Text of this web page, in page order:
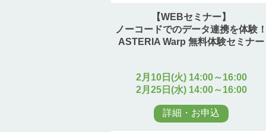
【WEBセミナー】
ノーコードでのデータ連携を体験
ASTERIA Warp 無料体験セミナー
2月10日(火) 14:00～16:00
2月25日(水) 14:00～16:00
詳細・お申込